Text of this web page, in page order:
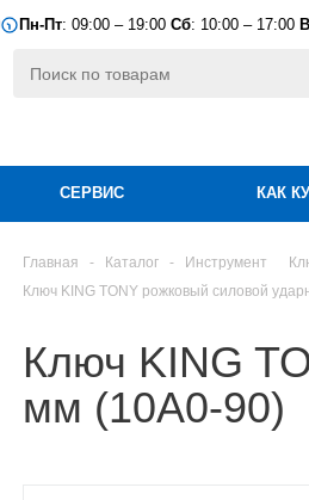
Пн-Пт: 09:00 – 19:00 Сб: 10:00 – 17:00
СЕРВИС КАК
Главная - Каталог - Инструмент
Ключ KING TONY рожковый силовой
Ключ KING
мм (10A0-90)